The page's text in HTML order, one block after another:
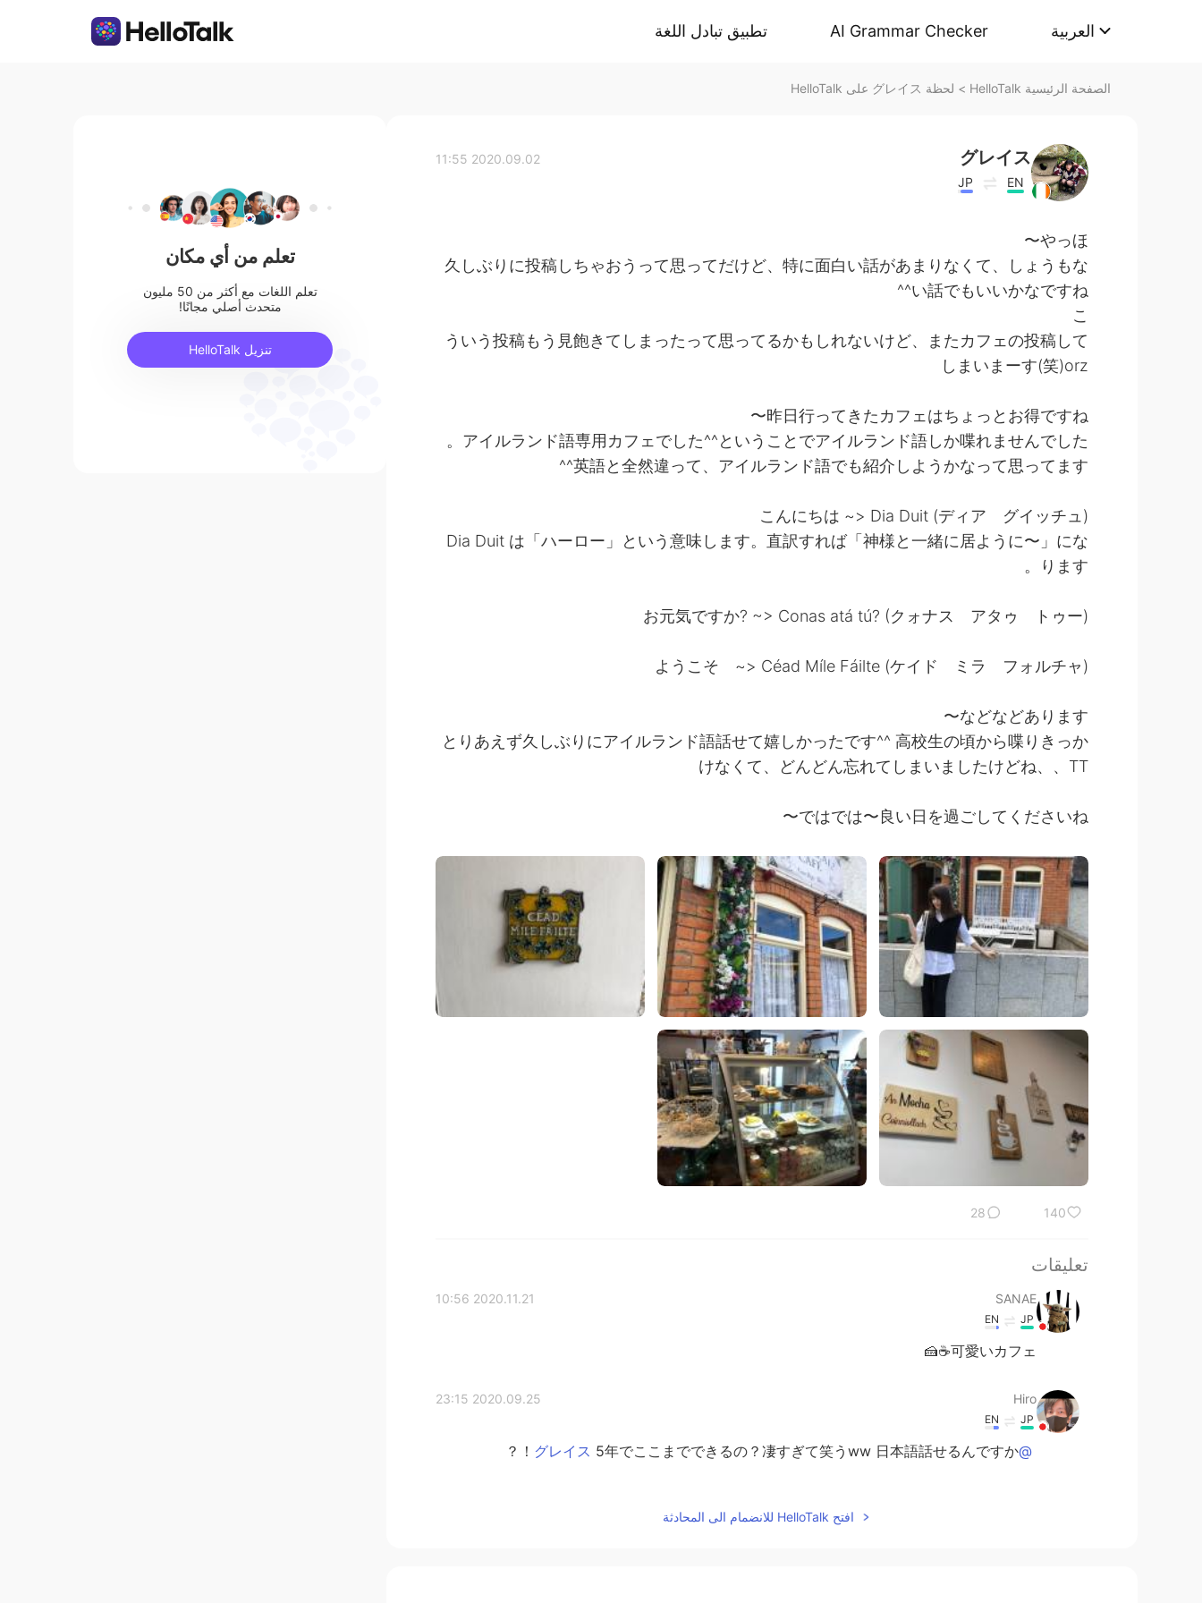
تطبيق تبادل اللغة AI Grammar Checker العربية
الصفحة الرئيسية HelloTalk > لحظة グレイス على HelloTalk
グレイス
EN
JP
2020.09.02 11:55
やっほ〜
久しぶりに投稿しちゃおうって思ってだけど、特に面白い話があまりなくて、しょうもな
い話でもいいかなですね^^
こ
ういう投稿もう見飽きてしまったって思ってるかもしれないけど、またカフェの投稿して
しまいまーす(笑)orz
昨日行ってきたカフェはちょっとお得ですね〜
アイルランド語専用カフェでした^^ということでアイルランド語しか喋れませんでした。
英語と全然違って、アイルランド語でも紹介しようかなって思ってます^^
こんにちは ~> Dia Duit (ディア グイッチュ)
Dia Duit は「ハーロー」という意味します。直訳すれば「神様と一緒に居ように〜」にな
ります。
お元気ですか? ~> Conas atá tú? (クォナス アタゥ トゥー)
ようこそ ~> Céad Míle Fáilte (ケイド ミラ フォルチャ)
などなどあります〜
とりあえず久しぶりにアイルランド語話せて嬉しかったです^^ 高校生の頃から喋りきっか
けなくて、どんどん忘れてしまいましたけどね、、TT
ではでは〜良い日を過ごしてくださいね〜
140
28
تعليقات
SANAE
2020.11.21 10:56
JP
EN
可愛いカフェ☕️🍰
Hiro
2020.09.25 23:15
JP
EN
@グレイス
5年でここまでできるの？凄すぎて笑うww 日本語話せるんですか！？
افتح HelloTalk للانضمام الى المحادثة
تعلم من أي مكان
تعلم اللغات مع أكثر من 50 مليون
متحدث أصلي مجانًا!
تنزيل HelloTalk